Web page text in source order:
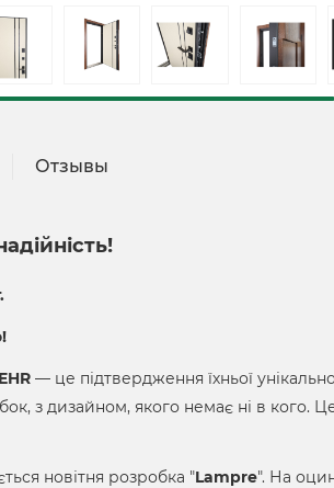
Отзывы
— це підтвердження їхньої
з дизайном, якого немає ні в кого.
новітня розробка "Lampre". На